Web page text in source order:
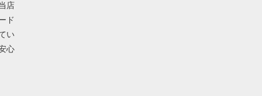
店
ド
い
心